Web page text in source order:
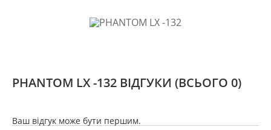
PHANTOM LX -132 ВІДГУКИ (ВСЬОГО 0)
Ваш відгук може бути першим.